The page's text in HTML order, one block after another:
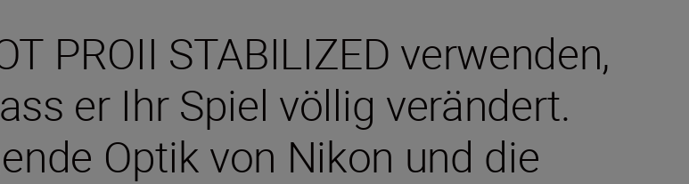
PROII STABILIZED verwenden,
er Ihr Spiel völlig verändert.
Optik von Nikon und die